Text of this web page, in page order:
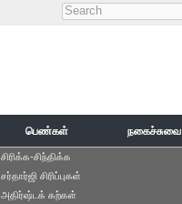
Search form
பெண்கள் நகைச்சுவை
சிரிக்க-சிந்திக்க
சர்தார்ஜி சிரிப்புகள்
அதிர்ஷ்டக் கற்கள்